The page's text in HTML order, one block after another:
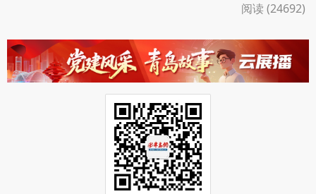
阅读 (24692)